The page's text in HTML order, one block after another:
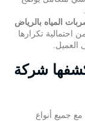
المياه بالرياض
تكرارها
العميل.
شركة
جميع أنواع